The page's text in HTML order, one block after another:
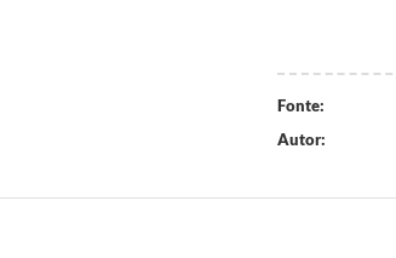
Fonte:
Autor: